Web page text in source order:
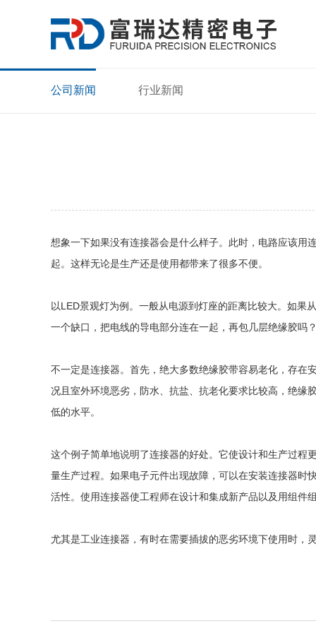
公司新闻 行业新闻
想象一下如果没有连接器会是什么样子。此时，电路应该用
起。这样无论是生产还是使用都带来了很多不便。
以LED景观灯为例。一般从电源到灯座的距离比较大。如果
一个缺口，把电线的导电部分连在一起，再包几层绝缘胶吗
不一定是连接器。首先，绝大多数绝缘胶带容易老化，存在
况且室外环境恶劣，防水、抗盐、抗老化要求比较高，绝缘
低的水平。
这个例子简单地说明了连接器的好处。它使设计和生产过程
量生产过程。如果电子元件出现故障，可以在安装连接器时
活性。使用连接器使工程师在设计和集成新产品以及用组件
尤其是工业连接器，有时在需要插拔的恶劣环境下使用时，